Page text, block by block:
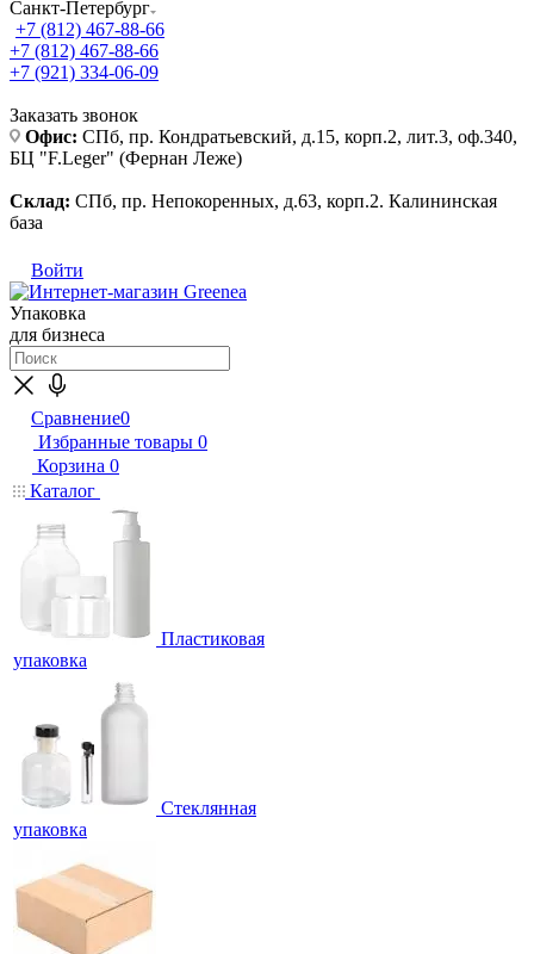
Санкт-Петербург
+7 (812) 467-88-66
+7 (812) 467-88-66
+7 (921) 334-06-09
Заказать звонок
Офис: СПб, пр. Кондратьевский, д.15, корп.2, лит.3, оф.340,
БЦ "F.Leger" (Фернан Леже)
Склад: СПб, пр. Непокоренных, д.63, корп.2. Калининская
база
Войти
Упаковка
для бизнеса
Сравнение0
Избранные товары 0
Корзина 0
Каталог
Пластиковая
упаковка
Стеклянная
упаковка